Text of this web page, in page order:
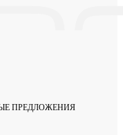
ПРЕДЛОЖЕНИЯ